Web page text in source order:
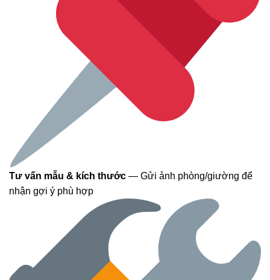
Tư vấn mẫu & kích thước — Gửi ảnh phòng/giường để
nhận gợi ý phù hợp